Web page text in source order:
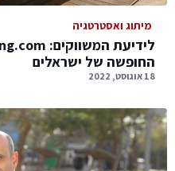
מיתוג ואסטרטגיה
החופשה של ישראלים
18 אוגוסט, 2022